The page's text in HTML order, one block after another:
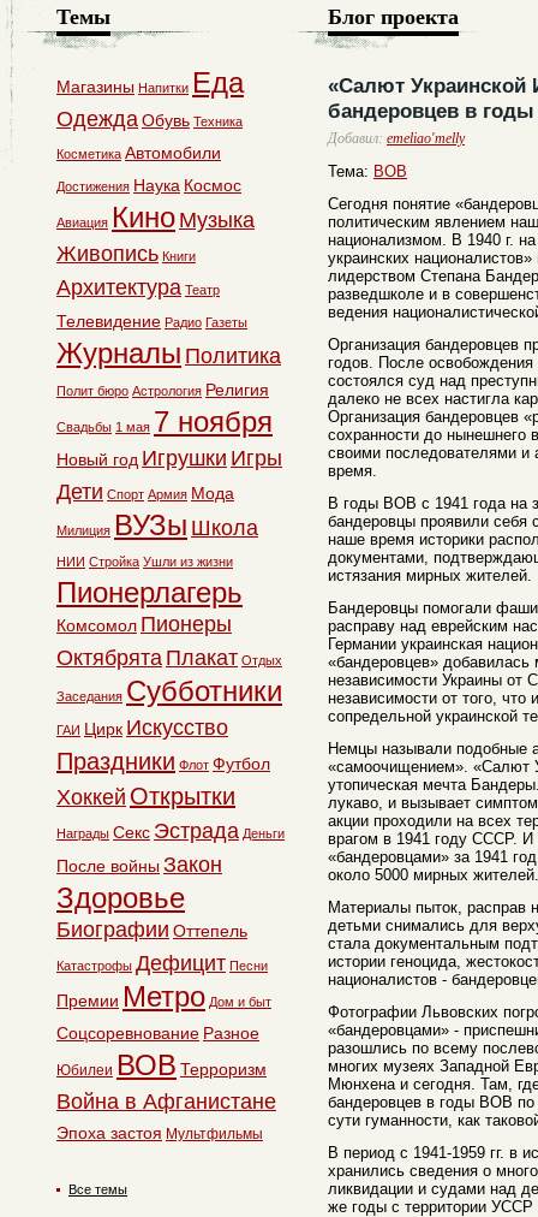
Блог проекта
«Салют Украинской
бандеровцев в
Добавил: emeliao'melly
Тема: ВОВ
Сегодня понятие
политическим явлением
национализмом. В 1940 г.
украинских
лидерством Степана
разведшколе и в
ведения
Организация бандеровцев
годов. После
состоялся суд над
далеко не всех настигла
Организация бандеровцев
сохранности до нынешнего
своими последователями и
время.
В годы ВОВ с 1941 года на
бандеровцы проявили себя
наше время историки
документами,
истязания мирных жителей.
Бандеровцы помогали
расправу над еврейским
Германии украинская
«бандеровцев» добавилась
независимости Украины от
независимости от того,
сопредельной украинской
Немцы называли подобные
«самоочищением». «Салют
утопическая мечта
лукаво, и вызывает
акции проходили на всех
врагом в 1941 году СССР.
«бандеровцами» за 1941
около 5000 мирных жителей.
Материалы пыток, расправ
детьми снимались для
стала документальным
истории геноцида,
националистов -
Фотографии Львовских
«бандеровцами» -
разошлись по всему
многих музеях Западной
Мюнхена и сегодня. Там,
бандеровцев в годы ВОВ
сути гуманности, как
В период с 1941-1959 гг. в
хранились сведения о
ликвидации и судами над
же годы с территории
Темы
Магазины Напитки Еда
ОдеждаОбувь Техника
Косметика Автомобили
Достижения Наука Космос
Авиация Кино Музыка
Живопись Книги
Архитектура Театр
Телевидение Радио Газеты
Журналы Политика
Полит бюро Астрология Религия
Свадьбы 1 мая 7 ноября
Новый год Игрушки Игры
Дети Спорт Армия Мода
Милиция ВУЗы Школа
НИИ Стройка Ушли из жизни
Пионерлагерь
Комсомол Пионеры
Октябрята Плакат Отдых
Заседания Субботники
ГАИ Цирк Искусство
Праздники Флот Футбол
Хоккей Открытки
Награды Секс Эстрада Деньги
После войны Закон
Здоровье
Биографии Оттепель
Катастрофы Дефицит Песни
Премии Метро Дом и быт
Соцсоревнование Разное
Юбилеи ВОВ Терроризм
Война в Афганистане
Эпоха застоя Мультфильмы
Все темы